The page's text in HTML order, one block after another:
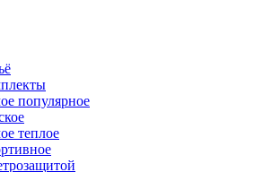
популярное
теплое